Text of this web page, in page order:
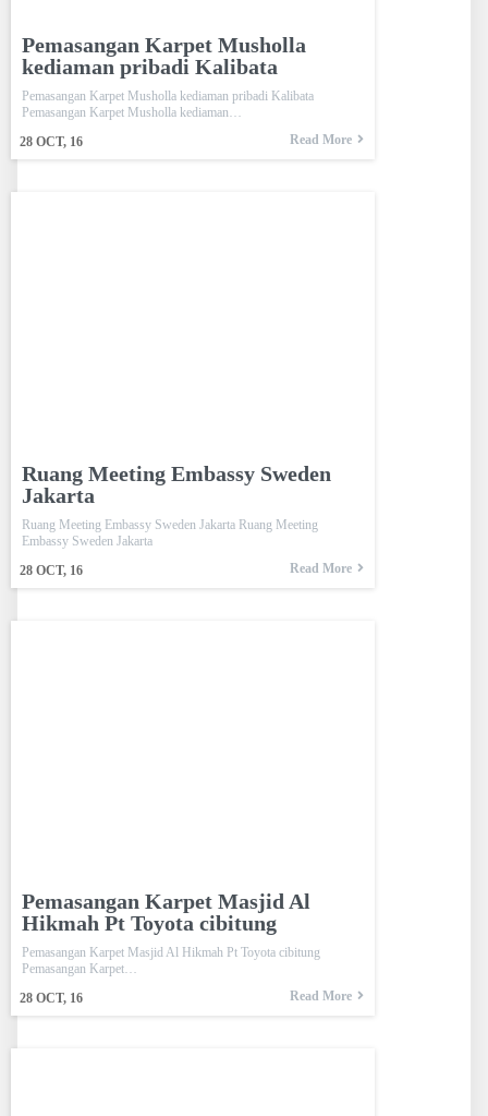
Pemasangan Karpet Musholla
kediaman pribadi Kalibata
28 OCT, 16
Pemasangan Karpet Musholla kediaman pribadi Kalibata
Pemasangan Karpet Musholla kediaman…
Read More
Ruang Meeting Embassy Sweden
Jakarta
28 OCT, 16
Ruang Meeting Embassy Sweden Jakarta Ruang Meeting
Embassy Sweden Jakarta
Read More
Pemasangan Karpet Masjid Al
Hikmah Pt Toyota cibitung
28 OCT, 16
Pemasangan Karpet Masjid Al Hikmah Pt Toyota cibitung
Pemasangan Karpet…
Read More